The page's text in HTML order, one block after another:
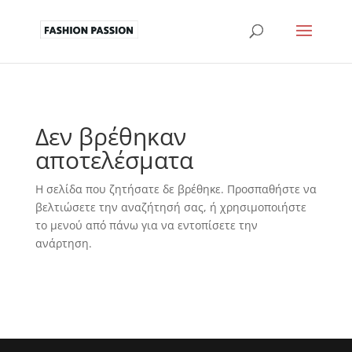
Δεν βρέθηκαν
αποτελέσματα
Η σελίδα που ζητήσατε δε βρέθηκε. Προσπαθήστε να
βελτιώσετε την αναζήτησή σας, ή χρησιμοποιήστε
το μενού από πάνω για να εντοπίσετε την
ανάρτηση.